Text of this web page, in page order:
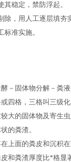
稳定，禁防浮起。
除，用人工逐层填夯
准实施。
－固体物分解－粪
四格，三格叫三级
大的固体物及寄生
的粪渣。
上面的粪皮和沉积
和粪渣厚度比*格显